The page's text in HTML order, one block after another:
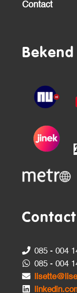
Contact
085 - 004
085 - 004